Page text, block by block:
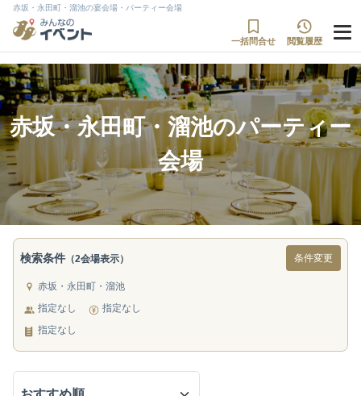
赤坂・永田町・溜池の宴会場・パーティー会場
一括問合せ 閲覧履歴
赤坂・永田町・溜池のパーティー
会場
検索条件 （2会場表示） 条件変更
赤坂・永田町・溜池
指定なし
指定なし
指定なし